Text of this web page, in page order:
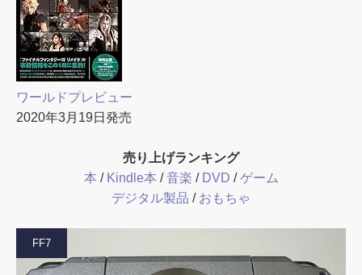
ワールドプレビュー
2020年3月19日発売
売り上げランキング
本 / Kindle本 /音楽 / DVD /ゲーム
デジタル製品 / おもちゃ
FF7